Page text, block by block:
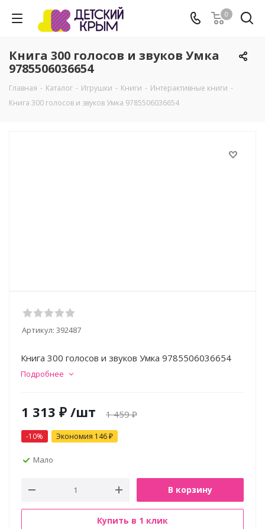
0
Книга 300 голосов и звуков Умка
9785506036654
Главная - Каталог - Игрушки - Книги - Интерактивные книги -
Книга 300 голосов и звуков Умка 9785506036654
Артикул: 392487
Книга 300 голосов и звуков Умка 9785506036654
Подробнее
1 313 ₽ /шт 1 459₽
-10% Экономия 146₽
Мало
В корзину
Купить в 1 клик